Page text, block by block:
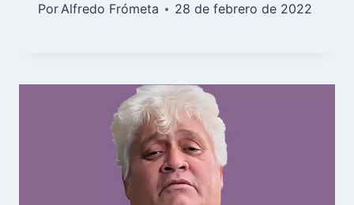
PorAlfredo Frómeta 28 de febrero de 2022